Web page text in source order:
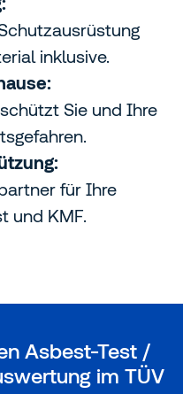
inklusive.
Sie und Ihre
für Ihre
und KMF.
Asbest-Test /
im TÜV